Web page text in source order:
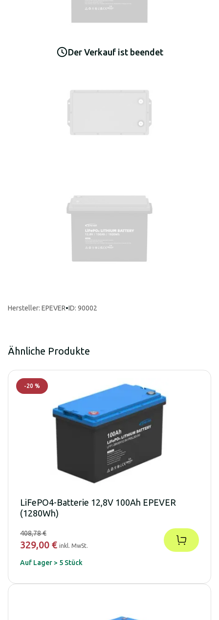
Der Verkauf ist beendet
Hersteller: EPEVER•ID: 90002
Ähnliche Produkte
-20 %
LiFePO4-Batterie 12,8V 100Ah EPEVER
(1280Wh)
408,78 €
329,00 € inkl. MwSt.
Auf Lager > 5 Stück